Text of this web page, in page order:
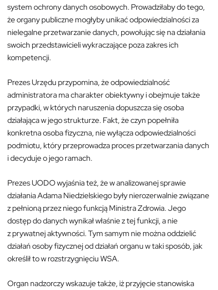
system ochrony danych osobowych. Prowadziłaby do tego,
że organy publiczne mogłyby unikać odpowiedzialności za
nielegalne przetwarzanie danych, powołując się na działania
swoich przedstawicieli wykraczające poza zakres ich
kompetencji.
Prezes Urzędu przypomina, że odpowiedzialność
administratora ma charakter obiektywny i obejmuje także
przypadki, w których naruszenia dopuszcza się osoba
działająca w jego strukturze. Fakt, że czyn popełniła
konkretna osoba fizyczna, nie wyłącza odpowiedzialności
podmiotu, który przeprowadza proces przetwarzania danych
i decyduje o jego ramach.
Prezes UODO wyjaśnia też, że w analizowanej sprawie
działania Adama Niedzielskiego były nierozerwalnie związane
z pełnioną przez niego funkcją Ministra Zdrowia. Jego
dostęp do danych wynikał właśnie z tej funkcji, a nie
z prywatnej aktywności. Tym samym nie można oddzielić
działań osoby fizycznej od działań organu w taki sposób, jak
określił to w rozstrzygnięciu WSA.
Organ nadzorczy wskazuje także, iż przyjęcie stanowiska